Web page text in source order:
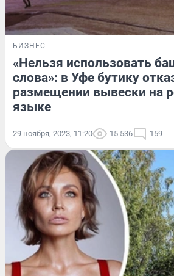
БИЗНЕС
«Нельзя использовать
слова»: в Уфе бутику
размещении вывески на
языке
29 ноября, 2023, 11:20 15 536 159